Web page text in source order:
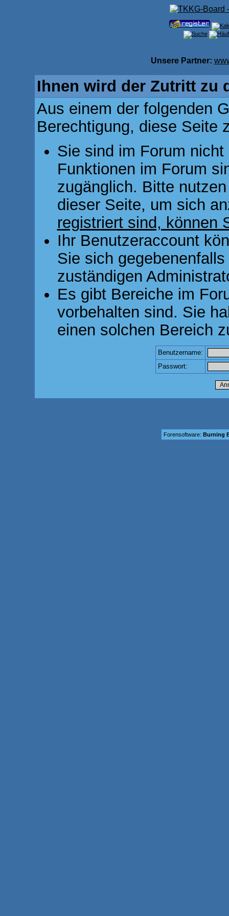
Unsere Partner:
Ihnen wird der Zutritt zu
Aus einem der folgenden
Berechtigung, diese Seite
Sie sind im Forum
Funktionen im Forum
zugänglich. Bitte
dieser Seite, um sich
registriert sind, können
Ihr Benutzeraccount
Sie sich
zuständigen
Es gibt Bereiche im
vorbehalten sind. Sie
einen solchen Bereich
Benutzername:
Passwort:
Forensoftware: Burning